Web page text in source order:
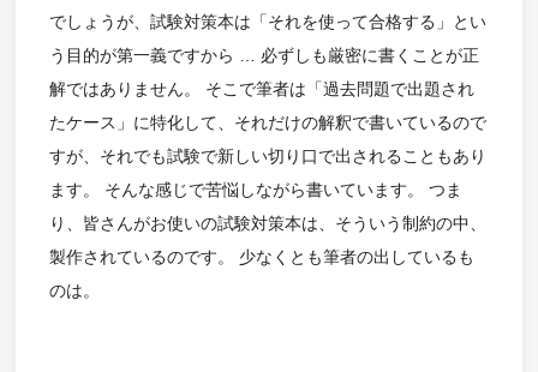
でしょうが、試験対策本は「それを使って合格する」とい
う目的が第一義ですから … 必ずしも厳密に書くことが正
解ではありません。 そこで筆者は「過去問題で出題され
たケース」に特化して、それだけの解釈で書いているので
すが、それでも試験で新しい切り口で出されることもあり
ます。 そんな感じで苦悩しながら書いています。 つま
り、皆さんがお使いの試験対策本は、そういう制約の中、
製作されているのです。 少なくとも筆者の出しているも
のは。